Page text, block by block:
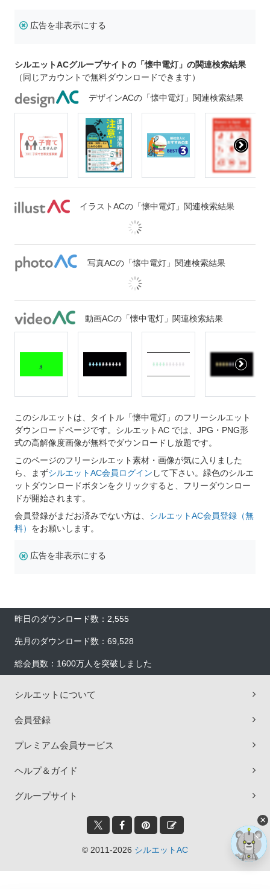
広告を非表示にする
シルエットACグループサイトの「懐中電灯」の関連検索結果
（同じアカウントで無料ダウンロードできます）
デザインACの「懐中電灯」関連検索結果
イラストACの「懐中電灯」関連検索結果
写真ACの「懐中電灯」関連検索結果
動画ACの「懐中電灯」関連検索結果
このシルエットは、タイトル「懐中電灯」のフリーシルエット
ダウンロードページです。シルエットAC では、JPG・PNG形
式の高解像度画像が無料でダウンロードし放題です。
このページのフリーシルエット素材・画像が気に入りました
ら、まずシルエットAC会員ログイン して下さい。緑色のシルエ
ットダウンロードボタンをクリックすると、フリーダウンロー
ドが開始されます。
会員登録がまだお済みでない方は、 シルエットAC会員登録（無
料） をお願いします。
広告を非表示にする
昨日のダウンロード数：2,555
先月のダウンロード数：69,528
総会員数：1600万人を突破しました
シルエットについて
会員登録
プレミアム会員サービス
ヘルプ＆ガイド
グループサイト
© 2011-2026 シルエットAC
×